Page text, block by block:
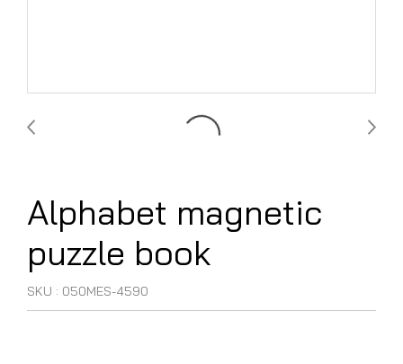
Alphabet magnetic
puzzle book
SKU : 050MES-4590